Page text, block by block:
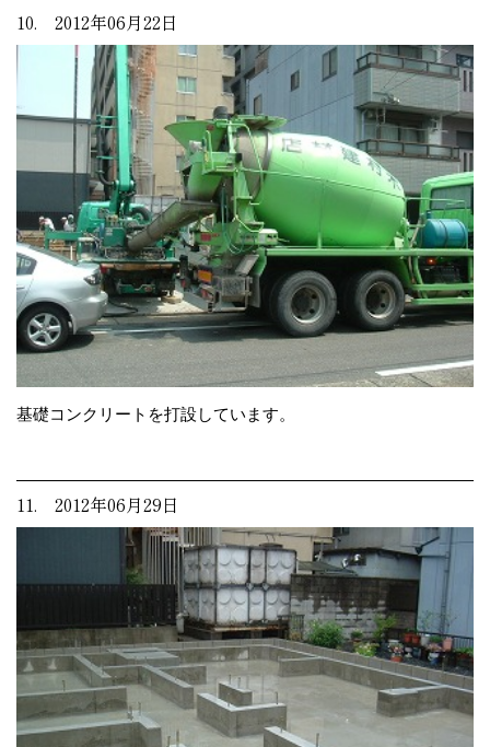
10. 2012年06月22日
基礎コンクリートを打設しています。
11. 2012年06月29日